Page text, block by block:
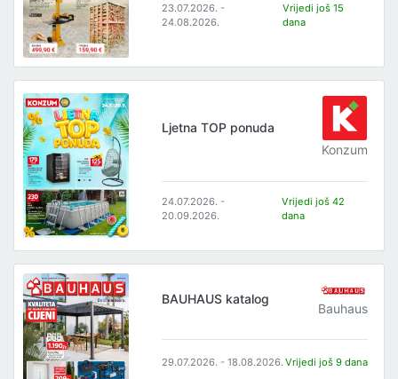
23.07.2026. -
24.08.2026.
Vrijedi još 15
dana
Ljetna TOP ponuda
Konzum
24.07.2026. -
20.09.2026.
Vrijedi još 42
dana
BAUHAUS katalog
Bauhaus
29.07.2026. - 18.08.2026. Vrijedi još 9 dana